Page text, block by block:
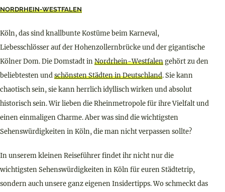
NORDRHEIN-WESTFALEN
Köln, das sind knallbunte Kostüme beim Karneval,
Liebesschlösser auf der Hohenzollernbrücke und der gigantische
Kölner Dom. Die Domstadt inNordrhein-Westfalengehört zu den
beliebtesten undschönsten Städten in Deutschland. Sie kann
chaotisch sein, sie kann herrlich idyllisch wirken und absolut
historisch sein. Wir lieben die Rheinmetropole für ihre Vielfalt und
einen einmaligen Charme. Aber was sind die wichtigsten
Sehenswürdigkeiten in Köln, die man nicht verpassen sollte?
In unserem kleinen Reiseführer findet ihr nicht nur die
wichtigsten Sehenswürdigkeiten in Köln für euren Städtetrip,
sondern auch unsere ganz eigenen Insidertipps. Wo schmeckt das